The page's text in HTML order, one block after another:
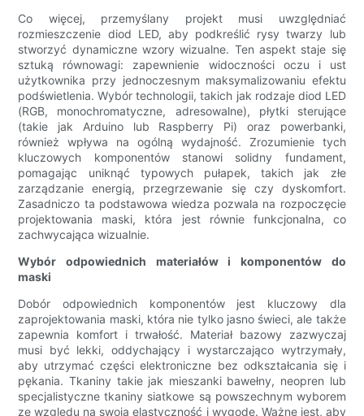
Co więcej, przemyślany projekt musi uwzględniać
rozmieszczenie diod LED, aby podkreślić rysy twarzy lub
stworzyć dynamiczne wzory wizualne. Ten aspekt staje się
sztuką równowagi: zapewnienie widoczności oczu i ust
użytkownika przy jednoczesnym maksymalizowaniu efektu
podświetlenia. Wybór technologii, takich jak rodzaje diod LED
(RGB, monochromatyczne, adresowalne), płytki sterujące
(takie jak Arduino lub Raspberry Pi) oraz powerbanki,
również wpływa na ogólną wydajność. Zrozumienie tych
kluczowych komponentów stanowi solidny fundament,
pomagając uniknąć typowych pułapek, takich jak złe
zarządzanie energią, przegrzewanie się czy dyskomfort.
Zasadniczo ta podstawowa wiedza pozwala na rozpoczęcie
projektowania maski, która jest równie funkcjonalna, co
zachwycająca wizualnie.
Wybór odpowiednich materiałów i komponentów do
maski
Dobór odpowiednich komponentów jest kluczowy dla
zaprojektowania maski, która nie tylko jasno świeci, ale także
zapewnia komfort i trwałość. Materiał bazowy zazwyczaj
musi być lekki, oddychający i wystarczająco wytrzymały,
aby utrzymać części elektroniczne bez odkształcania się i
pękania. Tkaniny takie jak mieszanki bawełny, neopren lub
specjalistyczne tkaniny siatkowe są powszechnym wyborem
ze względu na swoją elastyczność i wygodę. Ważne jest, aby